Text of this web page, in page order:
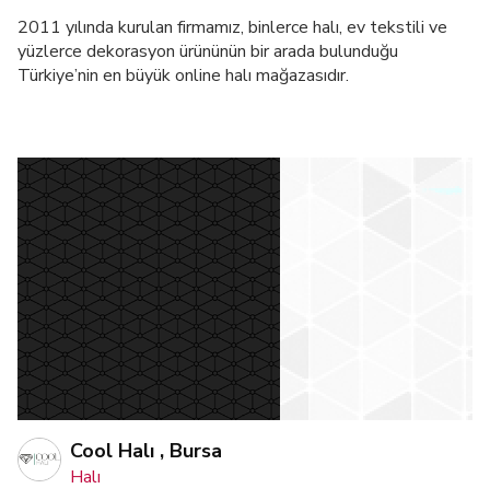
2011 yılında kurulan firmamız, binlerce halı, ev tekstili ve
yüzlerce dekorasyon ürününün bir arada bulunduğu
Türkiye’nin en büyük online halı mağazasıdır.
Cool Halı , Bursa
Halı